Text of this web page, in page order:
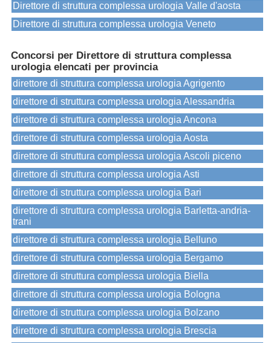
Direttore di struttura complessa urologia Valle d'aosta
Direttore di struttura complessa urologia Veneto
Concorsi per Direttore di struttura complessa
urologia elencati per provincia
direttore di struttura complessa urologia Agrigento
direttore di struttura complessa urologia Alessandria
direttore di struttura complessa urologia Ancona
direttore di struttura complessa urologia Aosta
direttore di struttura complessa urologia Ascoli piceno
direttore di struttura complessa urologia Asti
direttore di struttura complessa urologia Bari
direttore di struttura complessa urologia Barletta-andria-
trani
direttore di struttura complessa urologia Belluno
direttore di struttura complessa urologia Bergamo
direttore di struttura complessa urologia Biella
direttore di struttura complessa urologia Bologna
direttore di struttura complessa urologia Bolzano
direttore di struttura complessa urologia Brescia